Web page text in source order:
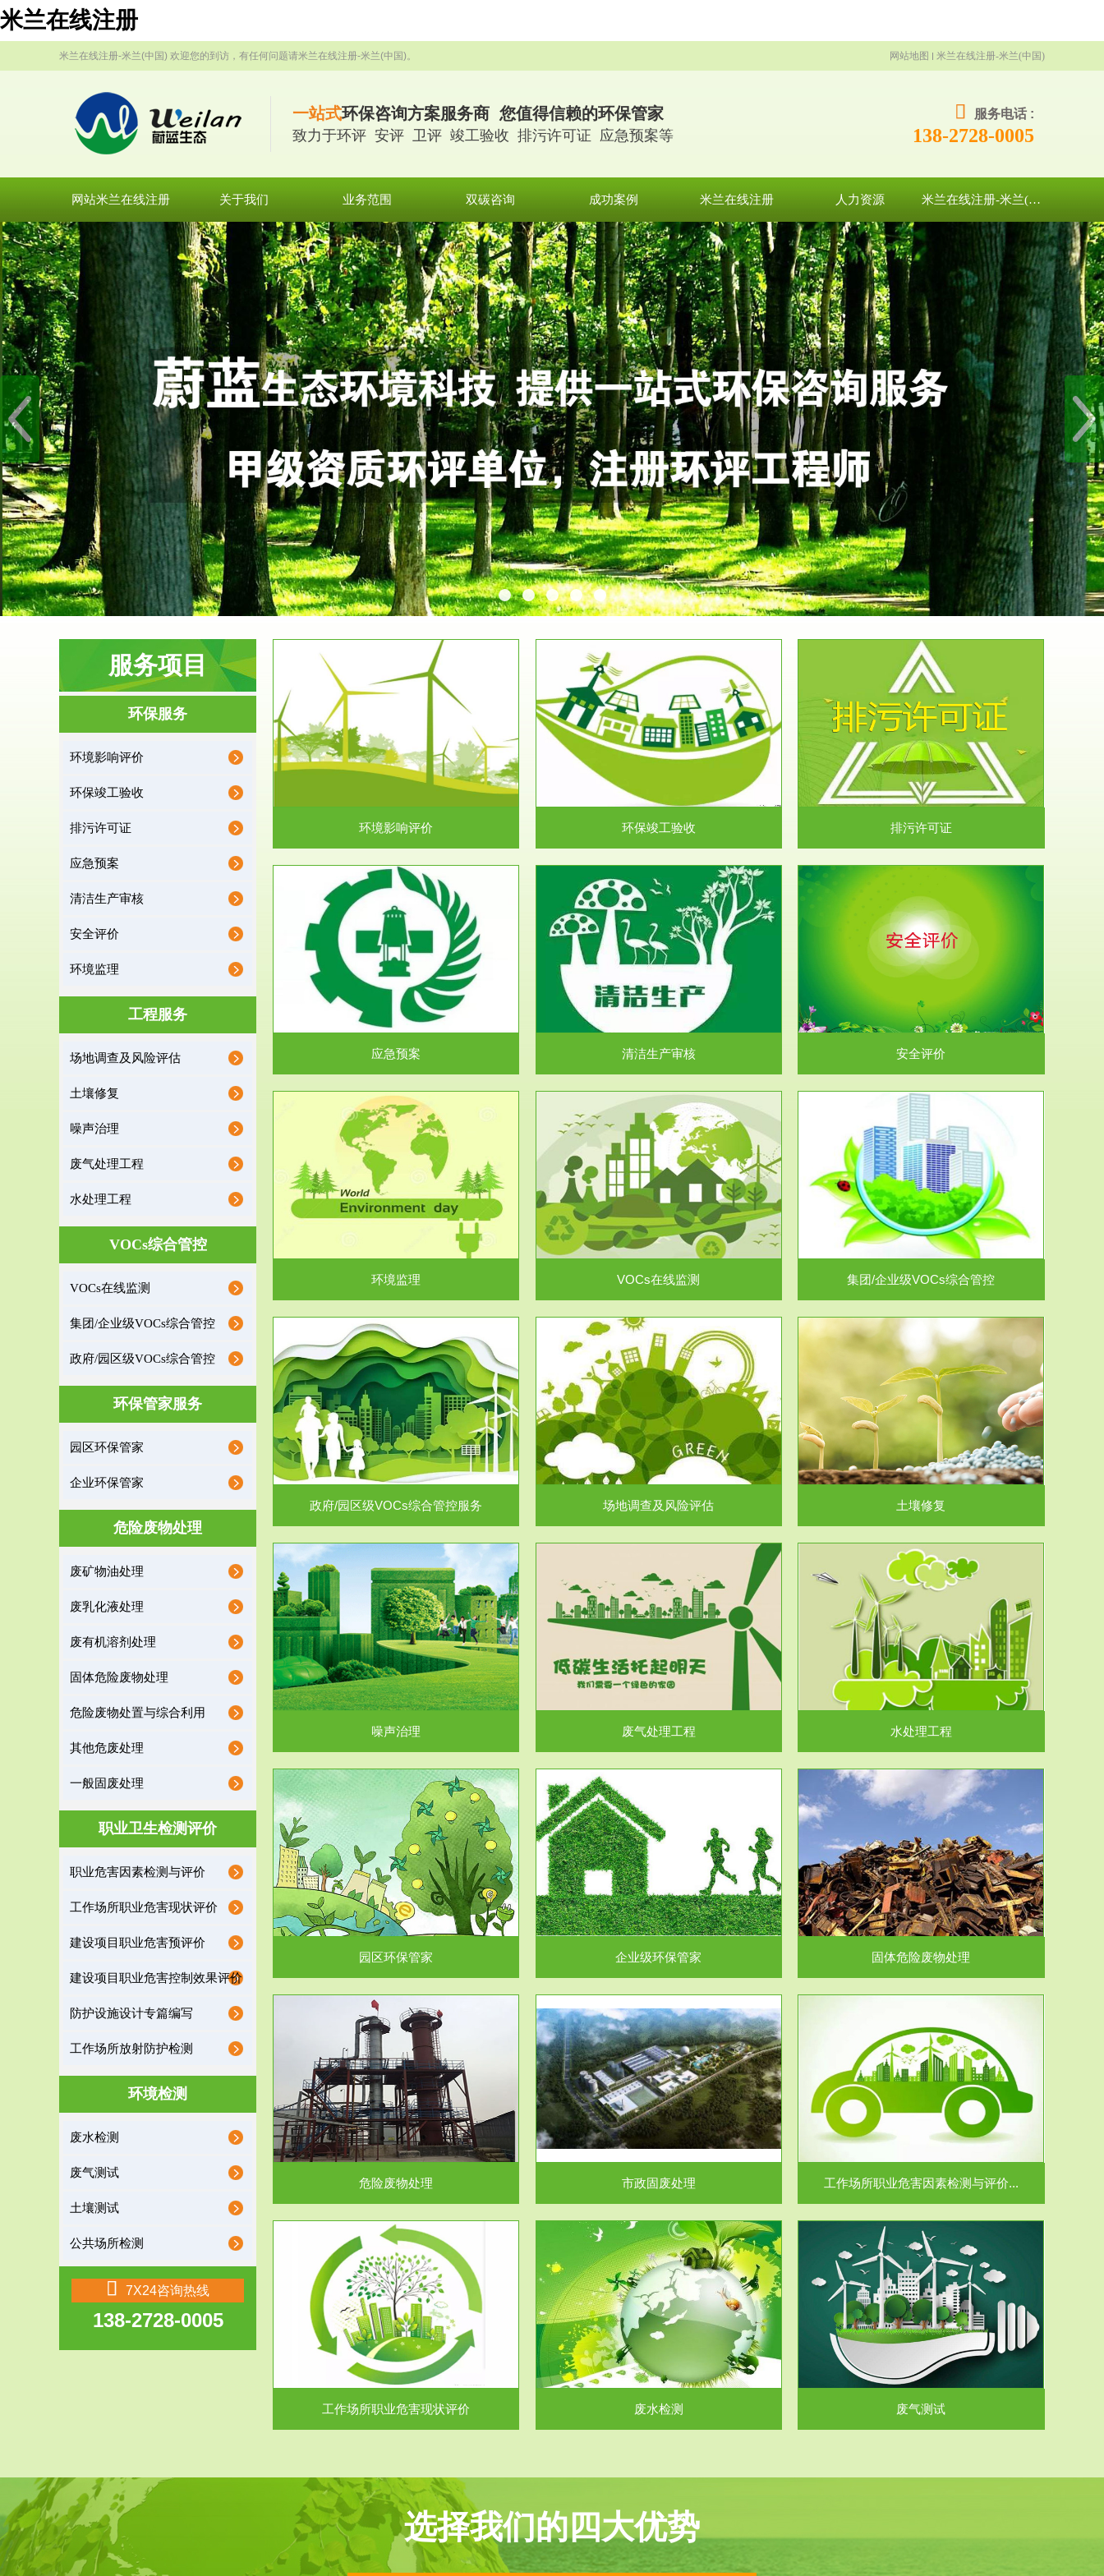
米兰在线注册
米兰在线注册-米兰(中国) 欢迎您的到访，有任何问题请米兰在线注册-米兰(中国)。 网站地图 米兰在线注册-米兰(中国)
一站式环保咨询方案服务商 您值得信赖的环保管家
致力于环评 安评 卫评 竣工验收 排污许可证 应急预案等
服务电话 :
138-2728-0005
网站米兰在线注册 关于我们 业务范围 双碳咨询 成功案例 米兰在线注册 人力资源 米兰在线注册-米兰(中国)
服务项目
环保服务
环境影响评价
环保竣工验收
排污许可证
应急预案
清洁生产审核
安全评价
环境监理
工程服务
场地调查及风险评估
土壤修复
噪声治理
废气处理工程
水处理工程
VOCs综合管控
VOCs在线监测
集团/企业级VOCs综合管控
政府/园区级VOCs综合管控
环保管家服务
园区环保管家
企业环保管家
危险废物处理
废矿物油处理
废乳化液处理
废有机溶剂处理
固体危险废物处理
危险废物处置与综合利用
其他危废处理
一般固废处理
职业卫生检测评价
职业危害因素检测与评价
工作场所职业危害现状评价
建设项目职业危害预评价
建设项目职业危害控制效果评价
防护设施设计专篇编写
工作场所放射防护检测
环境检测
废水检测
废气测试
土壤测试
公共场所检测
7X24咨询热线
138-2728-0005
服务范围
环境影响评价
据《中华人民共和国环境保护法》第十九条 编制
有关开发利用规划，建...
环境影响评价
服务范围
环保竣工验收
根据《建设项目环境保护管理条例》第十七条 编
制环境影响报告书、...
环保竣工验收
服务范围
排污许可证
排污许可申报咨询：（排污许可证）根据《中华
人民共和国环境保护法》...
排污许可证
业事业单位应当按照...
应急预案
服务范围
清洁生产审核
根据《中华人民共和国清洁生产促进法》、《清
洁生产审核暂行办法...
清洁生产审核
服务范围
安全评价
安全评价安全评价目的是查找、分析和预测工
程、系统、生产经营活...
安全评价
收监管的重要辅助...
环境监理
服务范围
VOCs在线监测
根据《重点区域大气污染防治“十二五”规划》有
机废气净化率达...
VOCs在线监测
服务范围
集团/企业级VOCs综合管控
进行VOCs管控，首先就要找到排放的源头，并
监测估算出排放量。企业...
集团/企业级VOCs综合管控
政府/园区级VOCs综合管控服务
根据《石化行业挥发性有机物综合整治方案》文
政府/园区级VOCs综合管控服务
服务范围
场地调查及风险评估
受政府或企业委托，对于拟关停搬迁和拟变更土
地利用方式或者土地使...
场地调查及风险评估
服务范围
土壤修复
土壤修复
服务范围
噪声治理
噪声治理
服务范围
废气处理工程
废气处理工程
服务范围
水处理工程
水处理工程
服务范围
园区环保管家
保护作用促进供给侧结...
园区环保管家
服务范围
企业级环保管家
排污许可证作为企业环保执法情况的一个重要依
据，其必要性及合规性...
企业级环保管家
服务范围
固体危险废物处理
固体废物解释：固体废物是指人们在生产建设、
日常生活和其他活动中...
固体危险废物处理
服务范围
危险废物处理
危险废物解释：根据《中华人民共和国固体废物
污染防治法》的规定，危...
危险废物处理
服务范围
市政固废处理
蔚蓝生态环境科技所从事的市政废物处理业务包
括市政废物的处理处...
市政固废处理
服务范围
工作场所职业危害因素检测与评价...
【检测评价意义】：全面了解工作场所职业病危
害因素分布与浓（强）度...
工作场所职业危害因素检测与评价...
服务范围
工作场所职业危害现状评价
工作场所职业危害现状评价
服务范围
废水检测
废水污水检测主要是对企业工厂在生产工艺过程
中排出的废水、污水...
废水检测
服务范围
废气测试
检测范围工业废气检测包括有机废气和无机废
气。有机废气主要包括...
废气测试
选择我们的四大优势